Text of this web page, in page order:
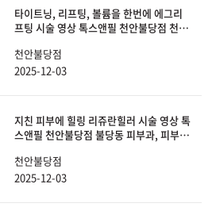
타이트닝, 리프팅, 볼륨을 한번에 에그리
프팅 시술 영상 톡스앤필 천안불당점 천안
천안불당점
2025-12-03
지친 피부에 힐링 리쥬란힐러 시술 영상 톡
스앤필 천안불당점 불당동 피부과, 피부관
천안불당점
2025-12-03